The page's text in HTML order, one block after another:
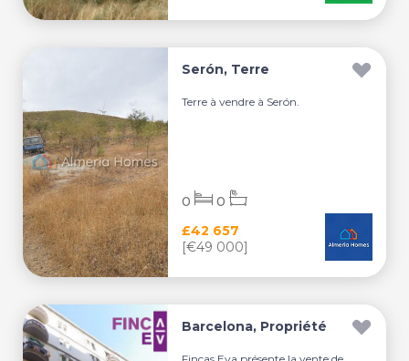
Serón, Terre
Terre à vendre à Serón.
£42 657
[€49 000]
0 0
Barcelona, Propriété